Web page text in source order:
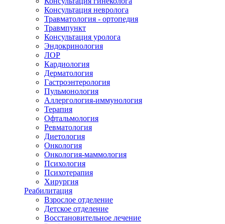
Консультация невролога
Травматология - ортопедия
Травмпункт
Консультация уролога
Эндокринология
ЛОР
Кардиология
Дерматология
Гастроэнтерология
Пульмонология
Аллергология-иммунология
Терапия
Офтальмология
Ревматология
Диетология
Онкология
Онкология-маммология
Психология
Психотерапия
Хирургия
Реабилитация
Взрослое отделение
Детское отделение
Восстановительное лечение